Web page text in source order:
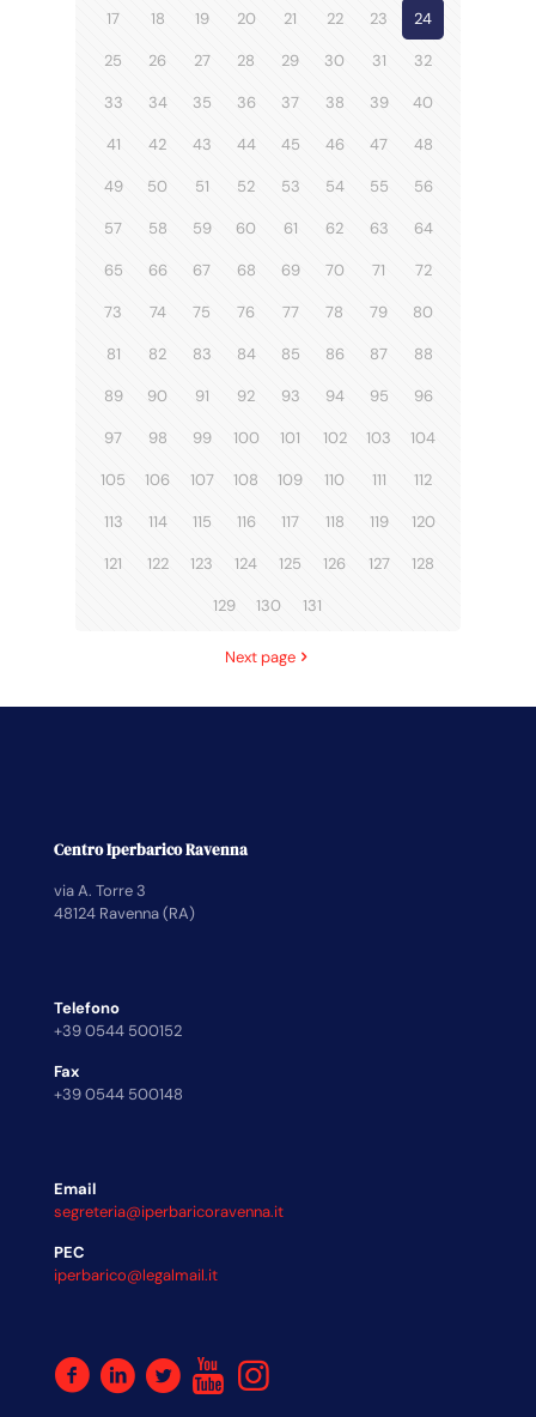
17 18 19 20 21 22 23 24
25 26 27 28 29 30 31 32
33 34 35 36 37 38 39 40
41 42 43 44 45 46 47 48
49 50 51 52 53 54 55 56
57 58 59 60 61 62 63 64
65 66 67 68 69 70 71 72
73 74 75 76 77 78 79 80
81 82 83 84 85 86 87 88
89 90 91 92 93 94 95 96
97 98 99 100 101 102 103 104
105 106 107 108 109 110 111 112
113 114 115 116 117 118 119 120
121 122 123 124 125 126 127 128
129 130 131
Next page
Centro Iperbarico Ravenna
via A. Torre 3
48124 Ravenna (RA)
Telefono
+39 0544 500152
Fax
+39 0544 500148
Email
segreteria@iperbaricoravenna.it
PEC
iperbarico@legalmail.it